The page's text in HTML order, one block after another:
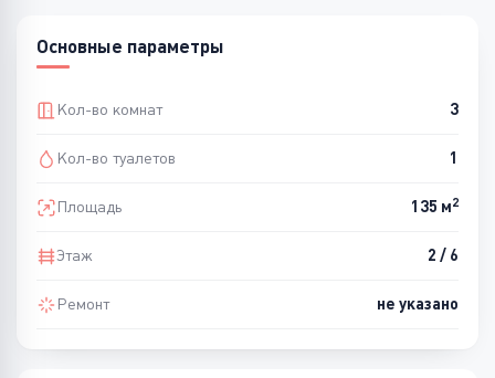
Основные параметры
Кол-во комнат 3
Кол-во туалетов 1
Площадь 135 м2
Этаж 2 / 6
Ремонт не указано